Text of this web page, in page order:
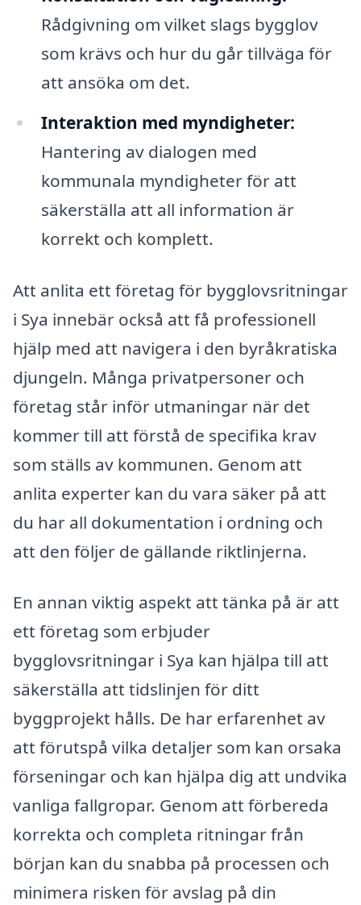
Rådgivning om vilket slags bygglov
som krävs och hur du går tillväga för
att ansöka om det.
Interaktion med myndigheter:
Hantering av dialogen med
kommunala myndigheter för att
säkerställa att all information är
korrekt och komplett.
Att anlita ett företag för bygglovsritningar
i Sya innebär också att få professionell
hjälp med att navigera i den byråkratiska
djungeln. Många privatpersoner och
företag står inför utmaningar när det
kommer till att förstå de specifika krav
som ställs av kommunen. Genom att
anlita experter kan du vara säker på att
du har all dokumentation i ordning och
att den följer de gällande riktlinjerna.
En annan viktig aspekt att tänka på är att
ett företag som erbjuder
bygglovsritningar i Sya kan hjälpa till att
säkerställa att tidslinjen för ditt
byggprojekt hålls. De har erfarenhet av
att förutspå vilka detaljer som kan orsaka
förseningar och kan hjälpa dig att undvika
vanliga fallgropar. Genom att förbereda
korrekta och completa ritningar från
början kan du snabba på processen och
minimera risken för avslag på din